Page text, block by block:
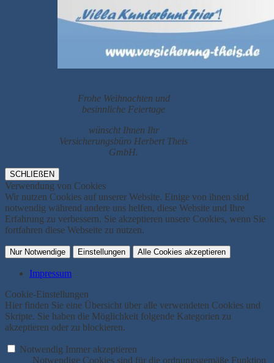
Frohe Weihnachten und
besinnliche Feiertage
wünscht Ihnen Ihr
Versicherungsbüro Herbert Theis
GmbH.
SCHLIEßEN
Verwendung von Cookies
Wir nutzen Cookies auf unserer Website. Einige von ihnen sind
notwendig während andere uns helfen, diese Website und Ihre
Erfahrung zu verbessern. Sie akzeptieren unsere Cookies, wenn Sie
fortfahren diese Webseite zu nutzen.
Nur Notwendige Einstellungen Alle Cookies akzeptieren
Impressum
Cookie-Einstellungen
Hier finden Sie eine Übersicht über alle verwendeten Cookies und
Skripte. Sie haben die Möglichkeit folgende Kategorien zu
akzeptieren oder zu blockieren.
Notwendig Immer akzeptieren
Notwendige Cookies sind für die ordnungsgemäße Funktion